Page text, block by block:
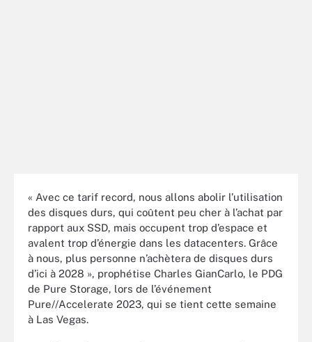
« Avec ce tarif record, nous allons abolir l’utilisation
des disques durs, qui coûtent peu cher à l’achat par
rapport aux SSD, mais occupent trop d’espace et
avalent trop d’énergie dans les datacenters. Grâce
à nous, plus personne n’achètera de disques durs
d’ici à 2028 », prophétise Charles GianCarlo, le PDG
de Pure Storage, lors de l’événement
Pure//Accelerate 2023, qui se tient cette semaine
à Las Vegas.